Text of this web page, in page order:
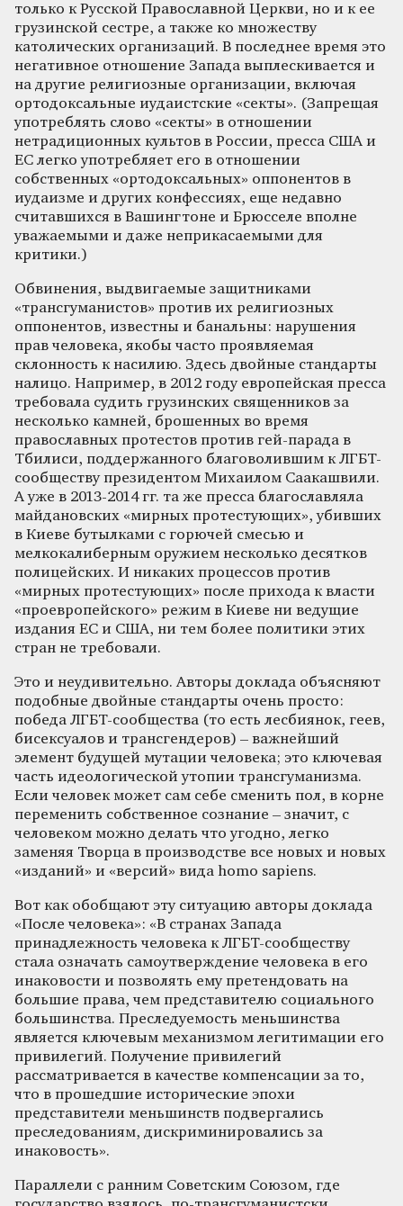
только к Русской Православной Церкви, но и к ее
грузинской сестре, а также ко множеству
католических организаций. В последнее время это
негативное отношение Запада выплескивается и
на другие религиозные организации, включая
ортодоксальные иудаистские «секты». (Запрещая
употреблять слово «секты» в отношении
нетрадиционных культов в России, пресса США и
ЕС легко употребляет его в отношении
собственных «ортодоксальных» оппонентов в
иудаизме и других конфессиях, еще недавно
считавшихся в Вашингтоне и Брюсселе вполне
уважаемыми и даже неприкасаемыми для
критики.)
Обвинения, выдвигаемые защитниками
«трансгуманистов» против их религиозных
оппонентов, известны и банальны: нарушения
прав человека, якобы часто проявляемая
склонность к насилию. Здесь двойные стандарты
налицо. Например, в 2012 году европейская пресса
требовала судить грузинских священников за
несколько камней, брошенных во время
православных протестов против гей-парада в
Тбилиси, поддержанного благоволившим к ЛГБТ-
сообществу президентом Михаилом Саакашвили.
А уже в 2013-2014 гг. та же пресса благославляла
майдановских «мирных протестующих», убивших
в Киеве бутылками с горючей смесью и
мелкокалиберным оружием несколько десятков
полицейских. И никаких процессов против
«мирных протестующих» после прихода к власти
«проевропейского» режим в Киеве ни ведущие
издания ЕС и США, ни тем более политики этих
стран не требовали.
Это и неудивительно. Авторы доклада объясняют
подобные двойные стандарты очень просто:
победа ЛГБТ-сообщества (то есть лесбиянок, геев,
бисексуалов и трансгендеров) – важнейший
элемент будущей мутации человека; это ключевая
часть идеологической утопии трансгуманизма.
Если человек может сам себе сменить пол, в корне
переменить собственное сознание – значит, с
человеком можно делать что угодно, легко
заменяя Творца в производстве все новых и новых
«изданий» и «версий» вида homo sapiens.
Вот как обобщают эту ситуацию авторы доклада
«После человека»: «В странах Запада
принадлежность человека к ЛГБТ-сообществу
стала означать самоутверждение человека в его
инаковости и позволять ему претендовать на
большие права, чем представителю социального
большинства. Преследуемость меньшинства
является ключевым механизмом легитимации его
привилегий. Получение привилегий
рассматривается в качестве компенсации за то,
что в прошедшие исторические эпохи
представители меньшинств подвергались
преследованиям, дискриминировались за
инаковость».
Параллели с ранним Советским Союзом, где